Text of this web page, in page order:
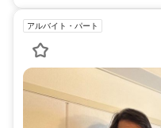
アルバイト・パート